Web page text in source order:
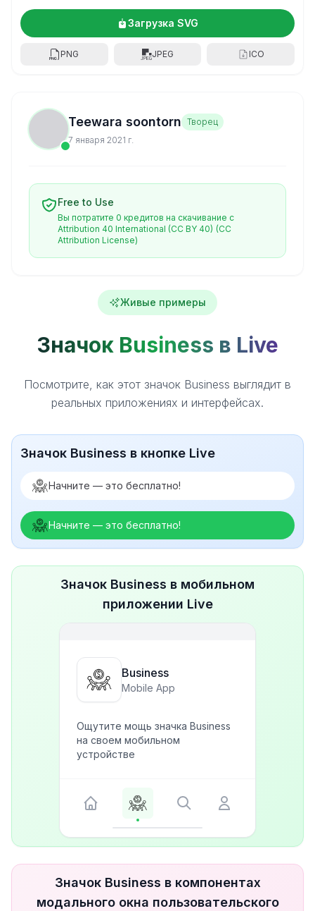
Загрузка SVG
PNG JPEG ICO
Teewara soontorn Творец
7 января 2021 г.
Free to Use
Вы потратите 0 кредитов на скачивание с
Attribution 40 International (CC BY 40) (CC
Attribution License)
Живые примеры
Значок Business в Live
Посмотрите, как этот значок Business выглядит в
реальных приложениях и интерфейсах.
Значок Business в кнопке Live
Начните — это бесплатно!
Начните — это бесплатно!
Значок Business в мобильном
приложении Live
Business
Mobile App
Ощутите мощь значка Business
на своем мобильном
устройстве
Значок Business в компонентах
модального окна пользовательского